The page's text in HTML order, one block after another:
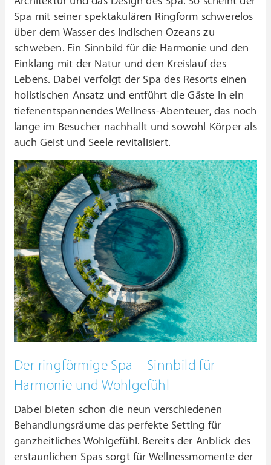
Spa mit seiner spektakulären Ringform schwerelos
über dem Wasser des Indischen Ozeans zu
schweben. Ein Sinnbild für die Harmonie und den
Einklang mit der Natur und den Kreislauf des
Lebens. Dabei verfolgt der Spa des Resorts einen
holistischen Ansatz und entführt die Gäste in ein
tiefenentspannendes Wellness-Abenteuer, das noch
lange im Besucher nachhallt und sowohl Körper als
auch Geist und Seele revitalisiert.
Der ringförmige Spa – Sinnbild für
Harmonie und Wohlgefühl
Dabei bieten schon die neun verschiedenen
Behandlungsräume das perfekte Setting für
ganzheitliches Wohlgefühl. Bereits der Anblick des
erstaunlichen Spas sorgt für Wellnessmomente der